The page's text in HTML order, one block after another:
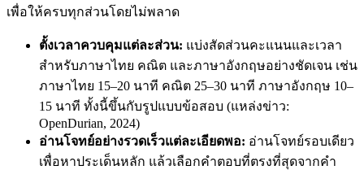
เพื่อให้ครบทุกส่วนโดยไม่พลาด
ตั้งเวลาควบคุมแต่ละส่วน: แบ่งสัดส่วนคะแนนและเวลา
สำหรับภาษาไทย คณิต และภาษาอังกฤษอย่างชัดเจน เช่น
ภาษาไทย 15–20 นาที คณิต 25–30 นาที ภาษาอังกฤษ 10–
15 นาที ทั้งนี้ขึ้นกับรูปแบบข้อสอบ (แหล่งข่าว:
OpenDurian, 2024)
อ่านโจทย์อย่างรวดเร็วแต่ละเอียดพอ: อ่านโจทย์รอบเดียว
เพื่อหาประเด็นหลัก แล้วเลือกคำตอบที่ตรงที่สุดจากคำ